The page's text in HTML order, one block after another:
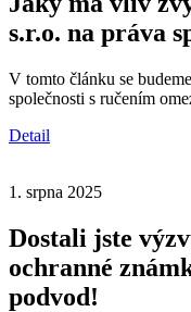
s.r.o. na práva
V tomto článku se
společnosti s ručením
Detail
1. srpna 2025
Dostali jste
ochranné
podvod!